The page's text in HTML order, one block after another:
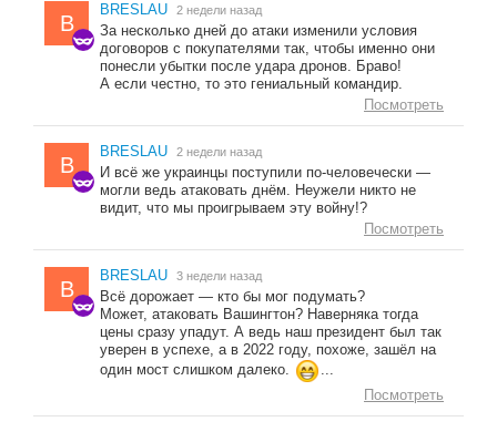
B
BRESLAU 2 недели назад
За несколько дней до атаки изменили условия
договоров с покупателями так, чтобы именно они
понесли убытки после удара дронов. Браво!
А если честно, то это гениальный командир.
Посмотреть
B
BRESLAU 2 недели назад
И всё же украинцы поступили по-человечески —
могли ведь атаковать днём. Неужели никто не
видит, что мы проигрываем эту войну!?
Посмотреть
B
BRESLAU 3 недели назад
Всё дорожает — кто бы мог подумать?
Может, атаковать Вашингтон? Наверняка тогда
цены сразу упадут. А ведь наш президент был так
уверен в успехе, а в 2022 году, похоже, зашёл на
один мост слишком далеко.
...
Посмотреть